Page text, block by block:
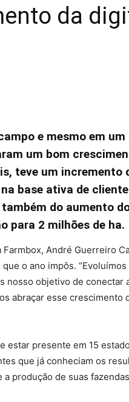
da
e mesmo em
um bom
teve um incremento
base ativa de
do aumento
para 2 milhões de ha.
André Guerreiro
o ano impôs.
nosso objetivo de conectar
abraçar esse crescimento
estar presente em 15
que já conheciam os
produção de suas